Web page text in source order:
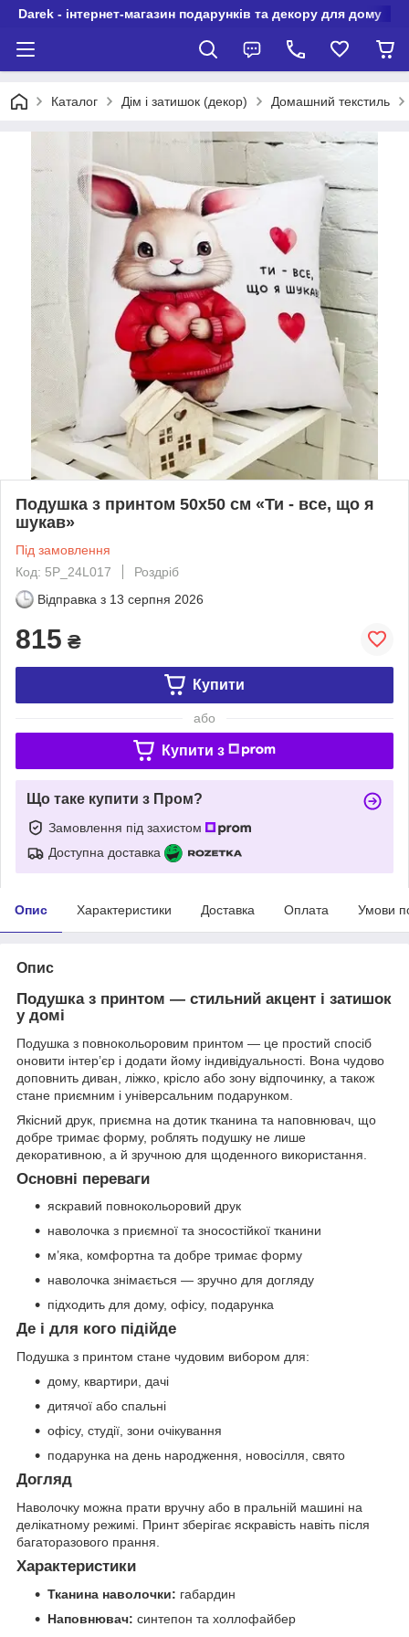
Darek - інтернет-магазин подарунків та декору для дому
Каталог Дім і затишок (декор) Домашний текстиль
Подушка з принтом 50x50 см «Ти - все, що я
шукав»
Під замовлення
Код: 5P_24L017
Роздріб
Відправка з 13 серпня 2026
815 ₴
Купити
або
Купити з
Що таке купити з Пром?
Замовлення під захистом
Доступна доставка
Опис Характеристики Доставка Оплата Умови
Опис
Подушка з принтом — стильний акцент і затишок
у домі
Подушка з повнокольоровим принтом — це простий спосіб
оновити інтер’єр і додати йому індивідуальності. Вона чудово
доповнить диван, ліжко, крісло або зону відпочинку, а також
стане приємним і універсальним подарунком.
Якісний друк, приємна на дотик тканина та наповнювач, що
добре тримає форму, роблять подушку не лише
декоративною, а й зручною для щоденного використання.
Основні переваги
яскравий повнокольоровий друк
наволочка з приємної та зносостійкої тканини
м’яка, комфортна та добре тримає форму
наволочка знімається — зручно для догляду
підходить для дому, офісу, подарунка
Де і для кого підійде
Подушка з принтом стане чудовим вибором для:
дому, квартири, дачі
дитячої або спальні
офісу, студії, зони очікування
подарунка на день народження, новосілля, свято
Догляд
Наволочку можна прати вручну або в пральній машині на
делікатному режимі. Принт зберігає яскравість навіть після
багаторазового прання.
Характеристики
Тканина наволочки: габардин
Наповнювач: синтепон та холлофайбер